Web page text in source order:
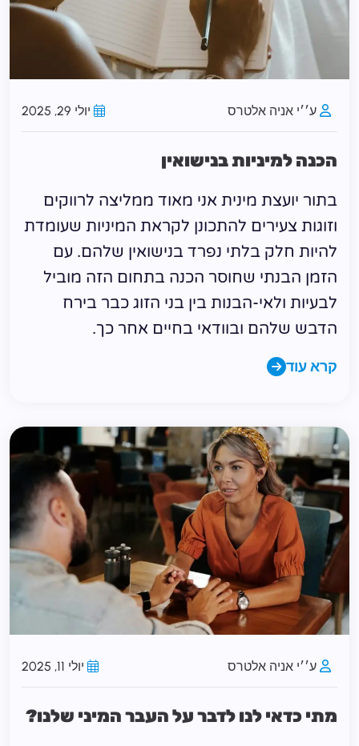
ע׳׳י אניה אלטרס יולי 29, 2025
הכנה למיניות בנישואין
בתור יועצת מינית אני מאוד ממליצה לרווקים
וזוגות צעירים להתכונן לקראת המיניות שעומדת
להיות חלק בלתי נפרד בנישואין שלהם. עם
הזמן הבנתי שחוסר הכנה בתחום הזה מוביל
לבעיות ולאי-הבנות בין בני הזוג כבר בירח
הדבש שלהם ובוודאי בחיים אחר כך.
קרא עוד
ע׳׳י אניה אלטרס יולי 11, 2025
מתי כדאי לנו לדבר על העבר המיני שלנו?